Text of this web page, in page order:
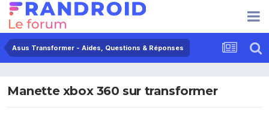
Asus Transformer - Aides, Questions & Réponses
Manette xbox 360 sur transformer